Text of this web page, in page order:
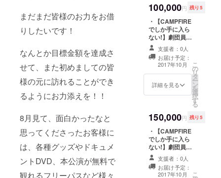
まだまだ皆様のお力をお借
りしたいです！
なんとか目標金額を達成さ
せて、また初めましての皆
様の元に訪れることができ
るようにお力添えを！！
8月見て、面白かったなと
思ってくださったお客様に
は、各種グッズやドキュメ
ントDVD、本公演が無料で
観れるフリーパスなど様々
Ｚ ライブ
ショー’17夏」ド
キュメント
DVD！ ・ジャン
クＺのコアな
ファン垂涎！今
回限りの発行！
大盛況新聞！ ・
劇団Ｔシャツ ・
東京ジャンクZと
楽しむ!お食事会
にご招待! ・畑田
100,000円 残り5
・【CAMPFIRE
でしか手に入ら
ない!】劇団員５
名それぞれのサ
イン入り・非売
品ブロマイド ・
ホームページに
スペシャルサン
クスとしてお名
Ｚ ライブ
ショー’17夏」ド
キュメント
DVD！ ・ジャン
クＺのコアな
ファン垂涎！今
回限りの発行！
大盛況新聞！ ・
支援者：0人
お届け予定：
2017年10月
詳細を見る
こ
の
リ
タ
ー
ン
を
選
択
す
る
150,000円 残り5
・【CAMPFIRE
でしか手に入ら
ない!】劇団員５
名それぞれのサ
イン入り・非売
品ブロマイド ・
支援者：0人
お届け予定：
2017年10月
こ